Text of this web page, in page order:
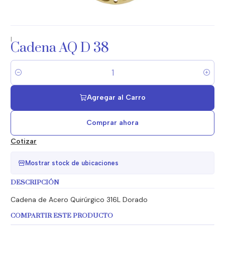
|
Cadena AQ D 38
Cantidad
Agregar al Carro
Comprar ahora
Cotizar
Mostrar stock de ubicaciones
DESCRIPCIÓN
Cadena de Acero Quirúrgico 316L Dorado
COMPARTIR ESTE PRODUCTO